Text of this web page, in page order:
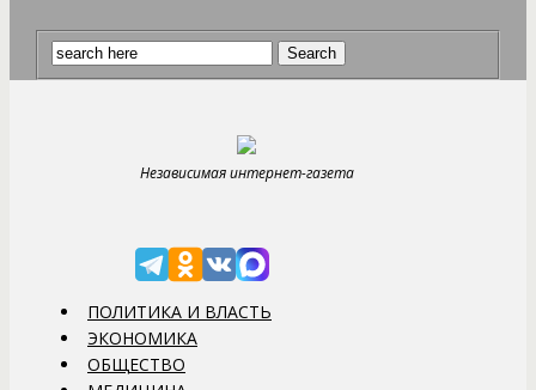
Независимая интернет-газета
ПОЛИТИКА И ВЛАСТЬ
ЭКОНОМИКА
ОБЩЕСТВО